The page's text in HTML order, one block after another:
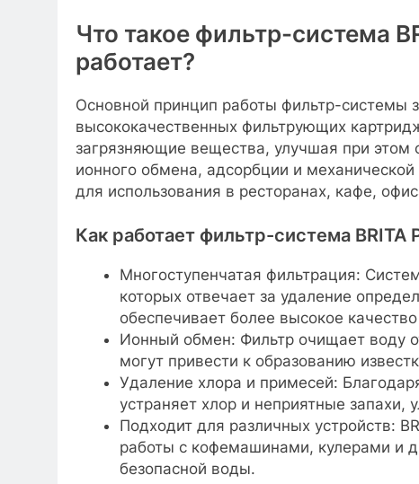
Что такое фильтр-система
работает?
Основной принцип работы фильтр-системы
высококачественных фильтрующих
загрязняющие вещества, улучшая при этом
ионного обмена, адсорбции и
для использования в ресторанах, кафе,
Как работает фильтр-система BRITA
Многоступенчатая фильтрация:
которых отвечает за удаление
обеспечивает более высокое
Ионный обмен: Фильтр очищает воду
могут привести к образованию
Удаление хлора и примесей:
устраняет хлор и неприятные запахи,
Подходит для различных устройств:
работы с кофемашинами, кулерами и
безопасной воды.